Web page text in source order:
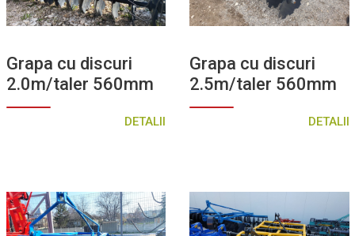
Grapa cu discuri
2.0m/taler 560mm
DETALII
Grapa cu discuri
2.5m/taler 560mm
DETALII